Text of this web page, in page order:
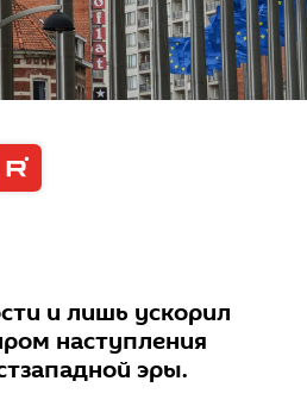
и лишь ускорил
наступления
эры.